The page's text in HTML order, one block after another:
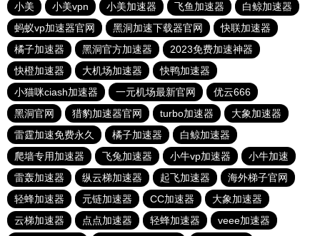
小美
小美vpn 小美加速器 飞鱼加速器
白鲸加速器
蚂蚁vp加速器官网
黑洞加速下载器官网
快联加速器
橘子加速器
黑洞官方加速器
2023免费加速神器
快橙加速器
大机场加速器
快鸭加速器
小猫咪ciash加速器
一元机场最新官网
优云666
黑洞官网
猎豹加速器官网 turbo加速器
大象加速器
雷霆加速免费永久
橘子加速器
白鲸加速器
爬墙专用加速器
飞兔加速器 小牛vp加速器
小牛加速
雷轰加速器
纵云梯加速器 起飞加速器
海外梯子官网
轻蜂加速器
元链加速器 CC加速器
大象加速器
云梯加速器
点点加速器 轻蜂加速器 veee加速器